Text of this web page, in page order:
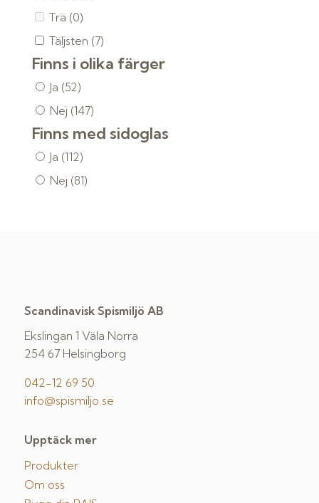
Trä (0)
Täljsten (7)
Finns i olika färger
Ja (52)
Nej (147)
Finns med sidoglas
Ja (112)
Nej (81)
Scandinavisk Spismiljö AB
Ekslingan 1 Väla Norra
254 67 Helsingborg
042-12 69 50
info@spismiljo.se
Upptäck mer
Produkter
Om oss